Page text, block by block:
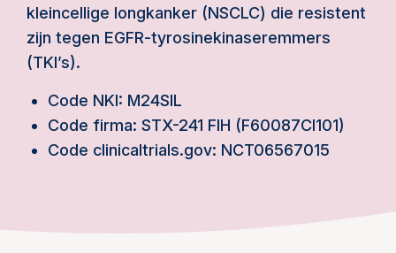
kleincellige longkanker (NSCLC) die resistent
zijn tegen EGFR-tyrosinekinaseremmers
(TKI’s).
Code NKI: M24SIL
Code firma: STX-241 FIH (F60087CI101)
Code clinicaltrials.gov: NCT06567015